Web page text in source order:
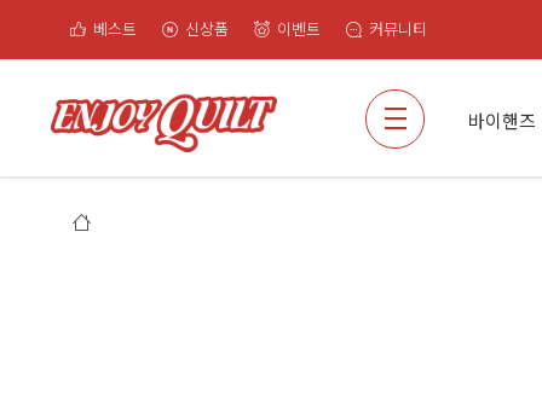
베스트 신상품 이벤트 커뮤니티
바이핸즈